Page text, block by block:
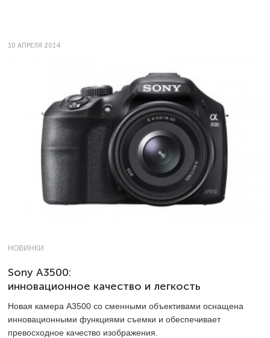
10 АПРЕЛЯ 2014
НОВИНКИ
Sony А3500:
инновационное качество и легкость
Новая камера А3500 со сменными объективами оснащена
инновационными функциями съемки и обеспечивает
превосходное качество изображения.